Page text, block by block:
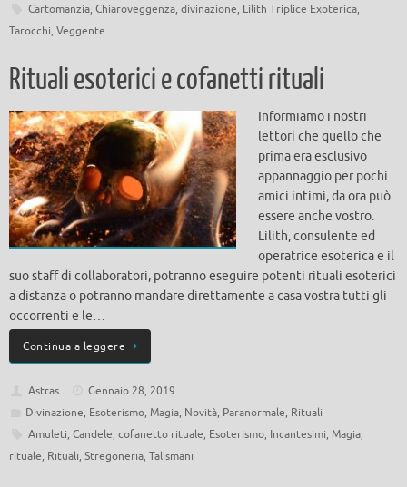
Cartomanzia, Chiaroveggenza, divinazione, Lilith Triplice Exoterica,
Tarocchi, Veggente
Rituali esoterici e cofanetti rituali
Informiamo i nostri
lettori che quello che
prima era esclusivo
appannaggio per pochi
amici intimi, da ora può
essere anche vostro.
Lilith, consulente ed
operatrice esoterica e il
suo staff di collaboratori, potranno eseguire potenti rituali esoterici
a distanza o potranno mandare direttamente a casa vostra tutti gli
occorrenti e le…
Continua a leggere
Astras
Gennaio 28, 2019
Divinazione, Esoterismo, Magia, Novità, Paranormale, Rituali
Amuleti, Candele, cofanetto rituale, Esoterismo, Incantesimi, Magia,
rituale, Rituali, Stregoneria, Talismani